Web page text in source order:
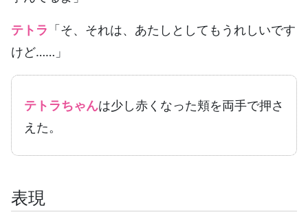
テトラ 「そ、それは、あたしとしてもうれしいです
けど……」
テトラちゃんは少し赤くなった頬を両手で押さ
えた。
表現